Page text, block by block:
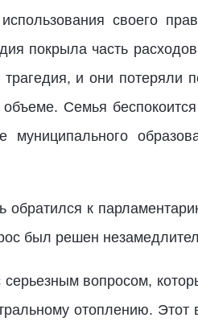
своего
покрыла часть
и они потеряли
Семья
муниципального
обратился к
был решен
вопросом,
отоплению. Этот